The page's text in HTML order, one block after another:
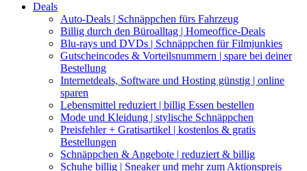
Deals
Auto-Deals | Schnäppchen fürs Fahrzeug
Billig durch den Büroalltag | Homeoffice-Deals
Blu-rays und DVDs | Schnäppchen für Filmjunkies
Gutscheincodes & Vorteilsnummern | spare bei deiner
Bestellung
Internetdeals, Software und Hosting günstig | online
sparen
Lebensmittel reduziert | billig Essen bestellen
Mode und Kleidung | stylische Schnäppchen
Preisfehler + Gratisartikel | kostenlos & gratis
Bestellungen
Schnäppchen & Angebote | reduziert & billig
Schuhe billig | Sneaker und mehr zum Aktionspreis